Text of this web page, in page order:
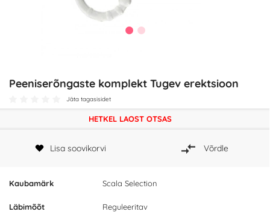
Peeniserõngaste komplekt Tugev erektsioon
Jäta tagasisidet
Kaubamärk Scala Selection
Läbimõõt Reguleeritav
HETKEL LAOST OTSAS
Lisa soovikorvi Võrdle